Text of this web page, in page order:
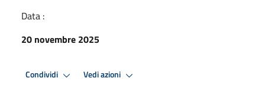
Data :
20 novembre 2025
Condividi Vedi azioni